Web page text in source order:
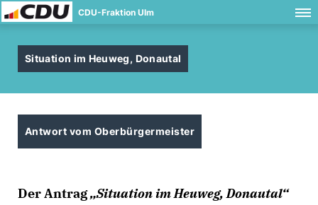
CDU-Fraktion Ulm
Situation im Heuweg, Donautal
Antwort vom Oberbürgermeister
Der AntragSituation im Heuweg, Donautal“